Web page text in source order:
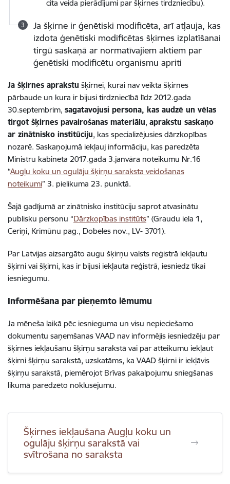
cita veida pierādījumi par šķirnes tirdzniecību).
Ja šķirne ir ģenētiski modificēta, arī atļauja, kas
izdota ģenētiski modificētas šķirnes izplatīšanai
tirgū saskaņā ar normatīvajiem aktiem par
ģenētiski modificētu organismu apriti
Ja šķirnes aprakstu šķirnei, kurai nav veikta šķirnes
pārbaude un kura ir bijusi tirdzniecībā līdz 2012.gada
30.septembrim, sagatavojusi persona, kas audzē un vēlas
tirgot šķirnes pavairošanas materiālu, aprakstu saskaņo
ar zinātnisko institūciju, kas specializējusies dārzkopības
nozarē. Saskaņojumā iekļauj informāciju, kas paredzēta
Ministru kabineta 2017.gada 3.janvāra noteikumu Nr.16
“Augļu koku un ogulāju šķirņu saraksta veidošanas
noteikumi” 3. pielikuma 23. punktā.
Šajā gadījumā ar zinātnisko institūciju saprotatvasinātu
publisku personu “Dārzkopības institūts” (Graudu iela 1,
Ceriņi, Krimūnu pag., Dobeles nov., LV- 3701).
Par Latvijas aizsargāto augu šķirņu valsts reģistrā iekļautu
šķirni vai šķirni, kas ir bijusi iekļauta reģistrā, iesniedz tikai
iesniegumu.
Informēšana par pieņemto lēmumu
Ja mēneša laikā pēc iesnieguma un visu nepieciešamo
dokumentu saņemšanas VAAD nav informējis iesniedzēju par
šķirnes iekļaušanu šķirņu sarakstā vai par atteikumu iekļaut
šķirni šķirņu sarakstā, uzskatāms, ka VAAD šķirni ir iekļāvis
šķirņu sarakstā, piemērojot Brīvas pakalpojumu sniegšanas
likumā paredzēto noklusējumu.
Šķirnes iekļaušana Augļu koku un
ogulāju šķirņu sarakstā vai
svītrošana no saraksta